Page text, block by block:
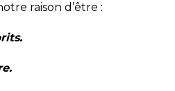
raison d’être :